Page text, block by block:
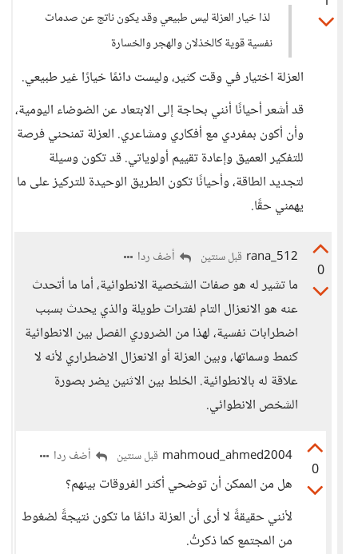
لذا خيار العزلة ليس طبيعي وقد يكون ناتج عن صدمات
نفسية قوية كالخذلان والهجر والخسارة
العزلة اختيار في وقت كثير، وليست دائمًا خيارًا غير طبيعي.
قد أشعر أحيانًا أنني بحاجة إلى الابتعاد عن الضوضاء اليومية،
وأن أكون بمفردي مع أفكاري ومشاعري. العزلة تمنحني فرصة
للتفكير العميق وإعادة تقييم أولوياتي. قد تكون وسيلة
لتجديد الطاقة، وأحيانًا تكون الطريق الوحيدة للتركيز على ما
يهمني حقًا.
0
rana_512 قبل سنتين أضف ردا
ما تشير له هو صفات الشخصية الانطوائية، أما ما أتحدث
عنه هو الانعزال التام لفترات طويلة والذي يحدث بسبب
اضطرابات نفسية، لهذا من الضروري الفصل بين الانطوائية
كنمط وسماتها، وبين العزلة أو الانعزال الاضطراري لأنه لا
علاقة له بالانطوائية. الخلط بين الاثنين يضر بصورة
الشخص الانطوائي.
0
mahmoud_ahmed2004 قبل سنتين أضف ردا
هل من الممكن أن توضحي أكثر الفروقات بينهم؟
لأنني حقيقةً لا أرى أن العزلة دائمًا ما تكون نتيجةً لضغوط
من المجتمع كما ذكرتُ.